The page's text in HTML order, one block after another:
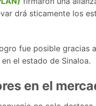
drá sticamente los
fue posible gracias
en el estado de Sinaloa.
en el